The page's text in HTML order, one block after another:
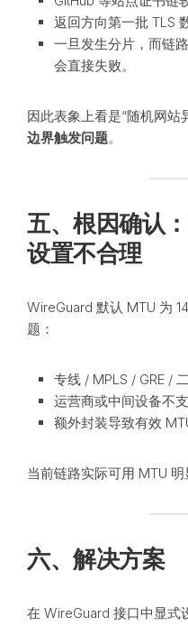
返回方向第一批 TLS
一旦发生分片，而链
会直接失败。
因此表象上看是“随机网站
边界触发问题。
五、根因确认
设置不合理
WireGuard 默认 MTU 为
题：
专线 / MPLS / GRE /
运营商或中间设备不
额外封装导致有效
当前链路实际可用 MTU 明
六、解决方案
在 WireGuard 接口中显式